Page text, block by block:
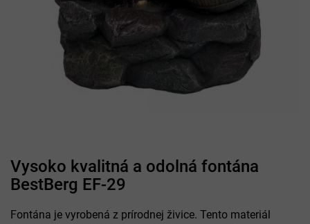
Vysoko kvalitná a odolná fontána
BestBerg EF-29
Fontána je vyrobená z prírodnej živice. Tento materiál